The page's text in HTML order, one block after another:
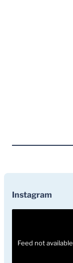
Instagram
Feed not available